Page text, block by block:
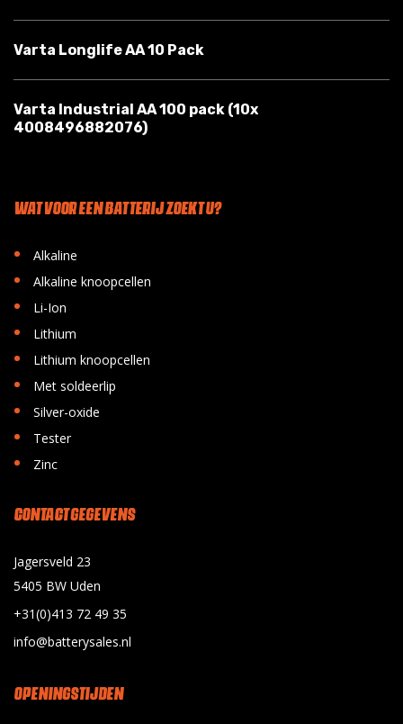
Varta Longlife AA 10 Pack
Varta Industrial AA 100 pack (10x
4008496882076)
WAT VOOR EEN BATTERIJ ZOEKT U?
• Alkaline
• Alkaline knoopcellen
• Li-Ion
• Lithium
• Lithium knoopcellen
• Met soldeerlip
• Silver-oxide
• Tester
• Zinc
CONTACT GEGEVENS
Jagersveld 23
5405 BW Uden
+31(0)413 72 49 35
info@batterysales.nl
OPENINGSTIJDEN